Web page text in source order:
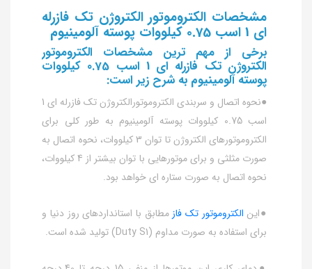
مشخصات الکتروموتور الکتروژن تک فازرله
ای 1 اسب 0.75 کیلووات پوسته آلومینیوم
برخی از مهم ترین مشخصات الکتروموتور
الکتروژن تک فازرله ای 1 اسب 0.75 کیلووات
پوسته آلومینیوم به شرح زیر است:
●نحوه اتصال و سربندی الکتروموتورالکتروژن تک فازرله ای 1
اسب 0.75 کیلووات پوسته آلومینیوم به طور کلی برای
الکتروموتورهای الکتروژن تا توان 3 کیلووات، نحوه اتصال به
صورت مثلثی و برای موتورهایی با توان بیشتر از 4 کیلووات،
نحوه اتصال به صورت ستاره ای خواهد بود.
●این الکتروموتور تک فاز مطابق با استانداردهای روز دنیا و
برای استفاده به صورت مداوم (Duty S1) تولید شده است.